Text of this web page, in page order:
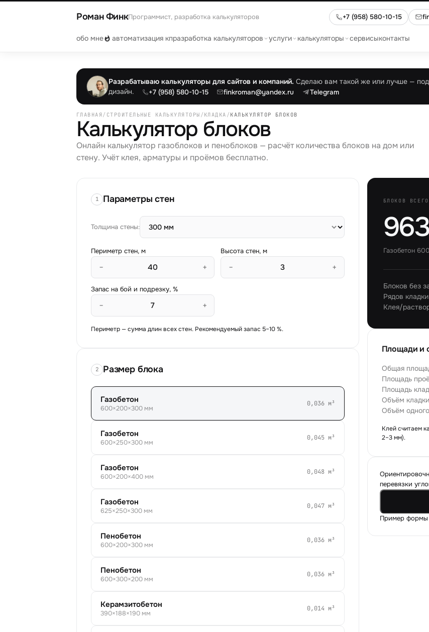
Роман ФинкПрограммист, разработка калькуляторов +7 (958) 580-10-15
обо мне автоматизация кпразработка калькуляторов услуги калькуляторы сервисыконтакты
Разрабатываю калькуляторы для сайтов и компаний. Сделаю вам такой же или лучше —
дизайн.
+7 (958) 580-10-15 finkroman@yandex.ru Telegram
ГЛАВНАЯ/ СТРОИТЕЛЬНЫЕ КАЛЬКУЛЯТОРЫ / КЛАДКА / КАЛЬКУЛЯТОР БЛОКОВ
Калькулятор блоков
Онлайн калькулятор газоблоков и пеноблоков — расчёт количества блоков на дом или
стену. Учёт клея, арматуры и проёмов бесплатно.
1 Параметры стен
Толщина стены:
Периметр стен, м
− +
Высота стен, м
− +
Запас на бой и подрезку, %
− +
Периметр — сумма длин всех стен. Рекомендуемый запас 5–10 %.
2 Размер блока
Газобетон
600×200×300 мм
0,036м³
Газобетон
600×250×300 мм
0,045 м³
Газобетон
600×200×400 мм
0,048м³
Газобетон
625×250×300 мм
0,047м³
Пенобетон
600×200×300 мм
0,036м³
Пенобетон
600×300×200 мм
0,036м³
Керамзитобетон
390×188×190 мм
0,014 м³
БЛОКОВ ВСЕГО
Газобетон
Блоков без
Рядов кладки
Клея/
Площади и
Общая
Площадь
Площадь
Объём кладки
Объём
Клей считаем
2–3 мм).
перевязки
Пример формы